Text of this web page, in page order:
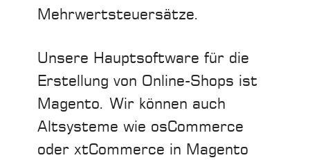
Mehrwertsteuersätze.
Unsere Hauptsoftware für die
Erstellung von Online-Shops ist
Magento. Wir können auch
Altsysteme wie osCommerce
oder xtCommerce in Magento